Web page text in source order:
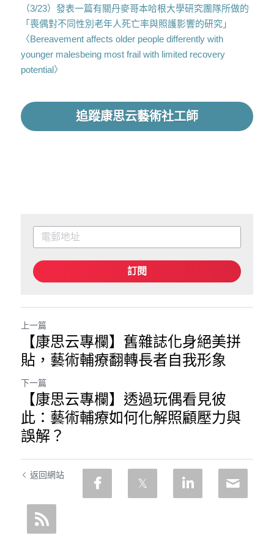
（3/23）發表一篇有關丹麥哥本哈根大學研究團隊所做的
「喪偶對不同性別老年人死亡率與照護影響的研究」
〈Bereavement affects older people differently with
younger malesbeing most frail with limited recovery
potential〉
追蹤康思云藝術社工師
訂閱
上一篇
【康思云專欄】舊雜誌化身絕美拼
貼，藝術輔療翻轉長者自我形象
下一篇
【康思云專欄】透過玩偶看見彼
此：藝術輔療如何化解照顧壓力與
誤解？
返回網站